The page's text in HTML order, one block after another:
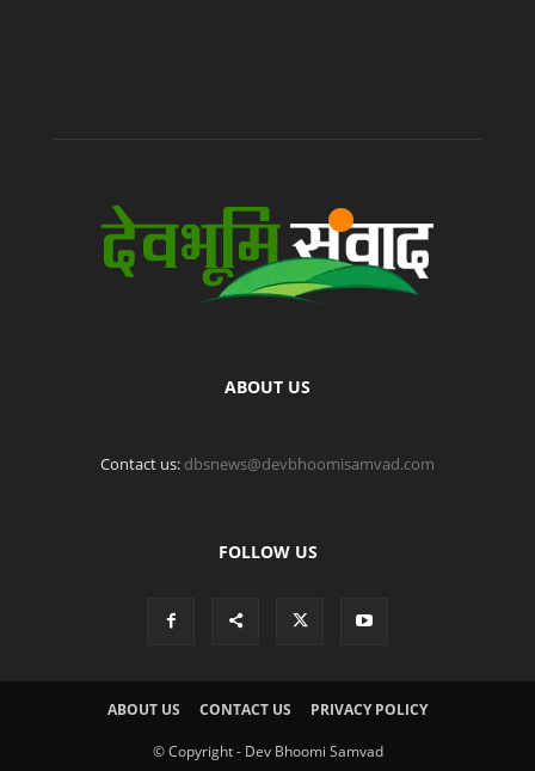
ABOUT US
Contact us: dbsnews@devbhoomisamvad.com
FOLLOW US
ABOUT US CONTACT US PRIVACY POLICY
© Copyright - Dev Bhoomi Samvad